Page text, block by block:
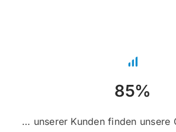
85%
… unserer Kunden finden unsere